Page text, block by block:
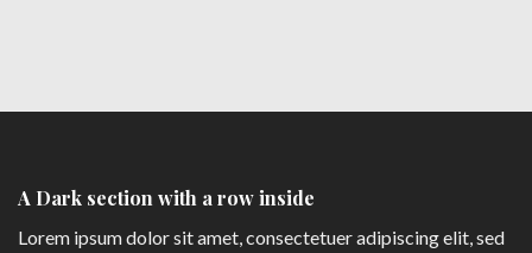
A Dark section with a row inside
Lorem ipsum dolor sit amet, consectetuer adipiscing elit, sed